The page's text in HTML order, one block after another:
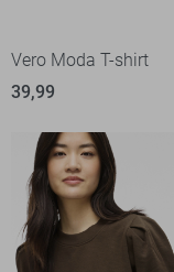
Vero Moda T-shirt
39,99